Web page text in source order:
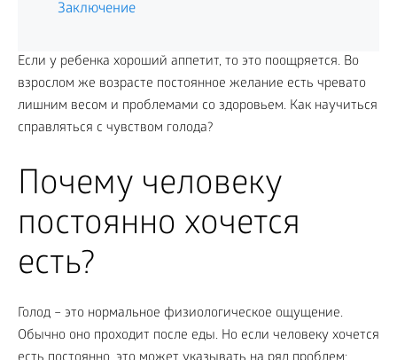
Заключение
Если у ребенка хороший аппетит, то это поощряется. Во
взрослом же возрасте постоянное желание есть чревато
лишним весом и проблемами со здоровьем. Как научиться
справляться с чувством голода?
Почему человеку
постоянно хочется
есть?
Голод – это нормальное физиологическое ощущение.
Обычно оно проходит после еды. Но если человеку хочется